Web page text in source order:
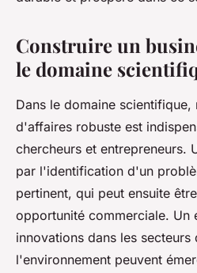
Construire un
le domaine
Dans le domaine scientifique,
d'affaires robuste est
chercheurs et entrepreneurs.
par l'identification d'un
pertinent, qui peut ensuite
opportunité commerciale. Un
innovations dans les secteurs
l'environnement peuvent